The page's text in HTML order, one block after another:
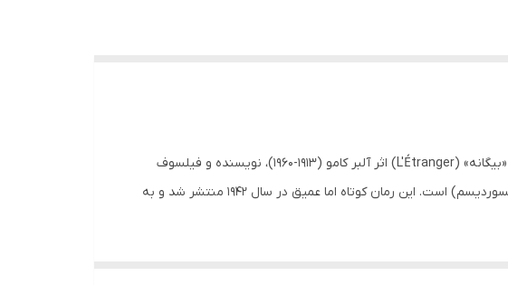
کتاب بیگانه اثر آلبرکامو انتشارات آراستگان مترجم جلال آل احمد نوع جلد شومیز قطع رقعی تعداد صفحات 80 کتاب «بیگانه» (L'Étranger) اثر آلبر کامو (۱۹۱۳-۱۹۶۰)، نویسنده و فیلسوف
فرانسوی-الجزایری، یکی از شاهکارهای ادبیات قرن بیستم و از مهمترین آثار مکتب اگزیستانسیالیسم و پوچگرایی (ابسوردیسم) است. این رمان کوتاه اما عمیق در سال ۱۹۴۲ منتشر شد و به